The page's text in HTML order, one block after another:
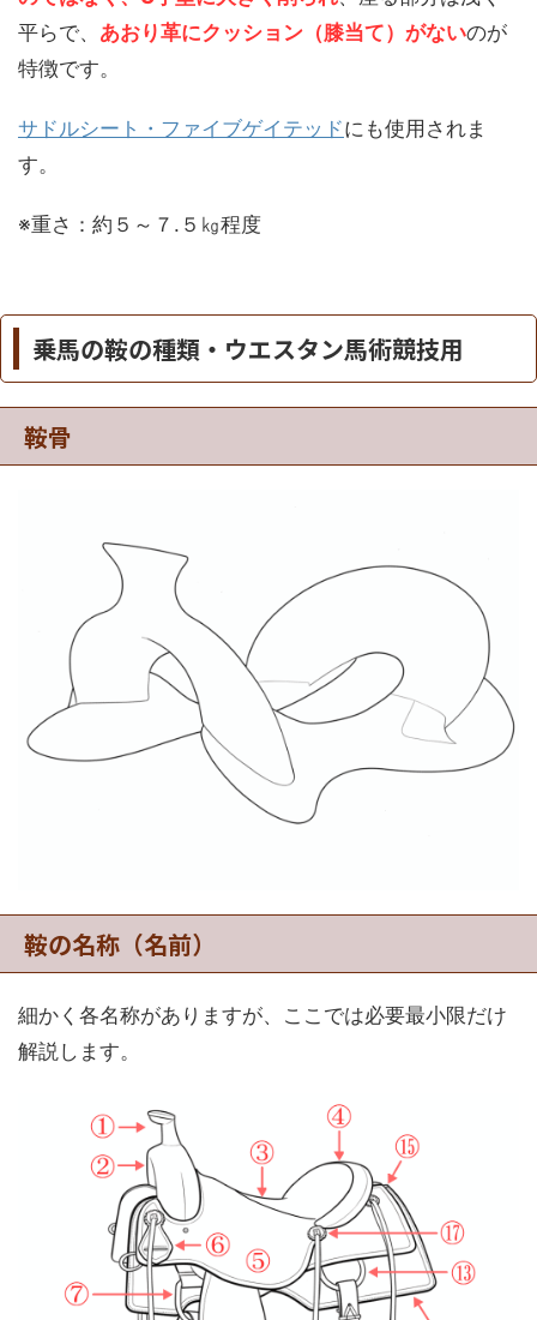
平らで、 あおり革にクッション（膝当て）がないのが
特徴です。
サドルシート・ファイブゲイテッドにも使用されま
す。
※重さ：約５～７.５㎏程度
乗馬の鞍の種類・ウエスタン馬術競技用
鞍骨
鞍の名称（名前）
細かく各名称がありますが、ここでは必要最小限だけ
解説します。